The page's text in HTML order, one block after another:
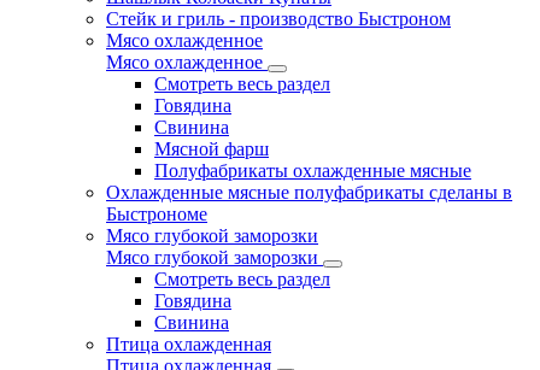
Стейк и гриль - производство Быстроном
Мясо охлажденное
Мясо охлажденное
Смотреть весь раздел
Говядина
Свинина
Мясной фарш
Полуфабрикаты охлажденные мясные
Охлажденные мясные полуфабрикаты сделаны в
Быстрономе
Мясо глубокой заморозки
Мясо глубокой заморозки
Смотреть весь раздел
Говядина
Свинина
Птица охлажденная
Птица охлажденная